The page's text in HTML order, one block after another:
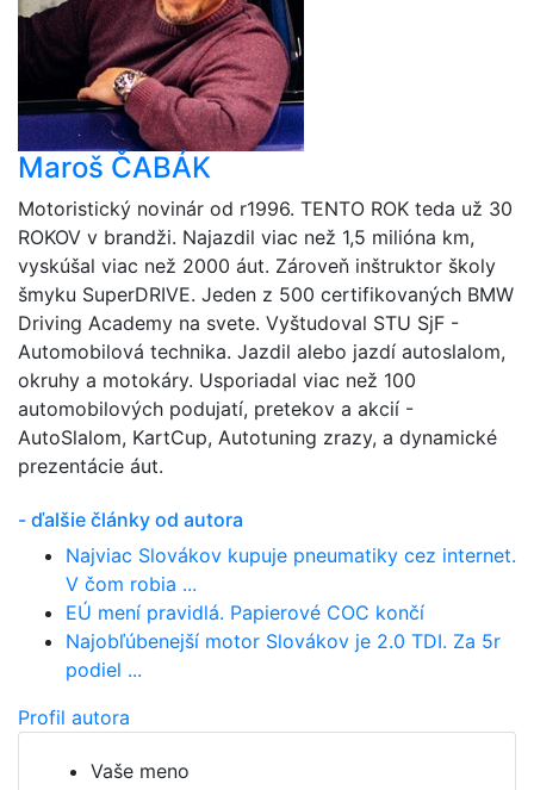
Maroš ČABÁK
Motoristický novinár od r1996. TENTO ROK teda už 30
ROKOV v brandži. Najazdil viac než 1,5 milióna km,
vyskúšal viac než 2000 áut. Zároveň inštruktor školy
šmyku SuperDRIVE. Jeden z 500 certifikovaných BMW
Driving Academy na svete. Vyštudoval STU SjF -
Automobilová technika. Jazdil alebo jazdí autoslalom,
okruhy a motokáry. Usporiadal viac než 100
automobilových podujatí, pretekov a akcií -
AutoSlalom, KartCup, Autotuning zrazy, a dynamické
prezentácie áut.
- ďalšie články od autora
Najviac Slovákov kupuje pneumatiky cez internet.
V čom robia ...
EÚ mení pravidlá. Papierové COC končí
Najobľúbenejší motor Slovákov je 2.0 TDI. Za 5r
podiel ...
Profil autora
Vaše meno